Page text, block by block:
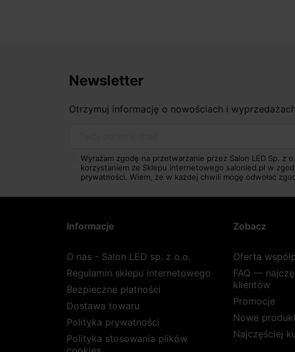
Newsletter
Otrzymuj informację o nowościach i wyprzedażach
Wyrażam zgodę na przetwarzanie przez Salon LED Sp. z
korzystaniem ze Sklepu internetowego salonled.pl w
prywatności. Wiem, że w każdej chwili mogę odwołać
Informacje
O nas - Salon LED sp. z o.o.
Regulamin sklepu internetowego
Bezpieczne płatności
Dostawa towaru
Polityka prywatności
Polityka stosowania plików
Zobacz
Oferta
FAQ —
klientów
Promocje
Nowe
Najczęściej